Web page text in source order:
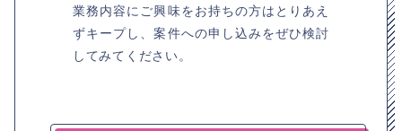
業務内容にご興味をお持ちの方はとりあえ
ずキープし、案件への申し込みをぜひ検討
してみてください。